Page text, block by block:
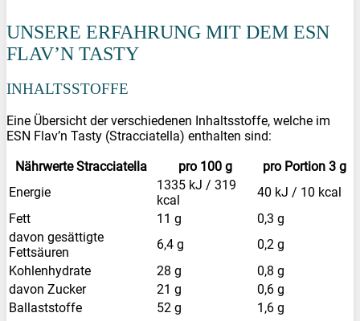
UNSERE ERFAHRUNG MIT DEM ESN
FLAV’N TASTY
INHALTSSTOFFE
Eine Übersicht der verschiedenen Inhaltsstoffe, welche im
ESN Flav’n Tasty (Stracciatella) enthalten sind:
Nährwerte Stracciatella
pro 100 g
pro Portion 3 g
Energie
1335 kJ / 319
kcal
40 kJ / 10 kcal
Fett
11 g
0,3 g
davon gesättigte
Fettsäuren
6,4 g
0,2 g
Kohlenhydrate
28 g
0,8 g
davon Zucker
21 g
0,6 g
Ballaststoffe
52 g
1,6 g